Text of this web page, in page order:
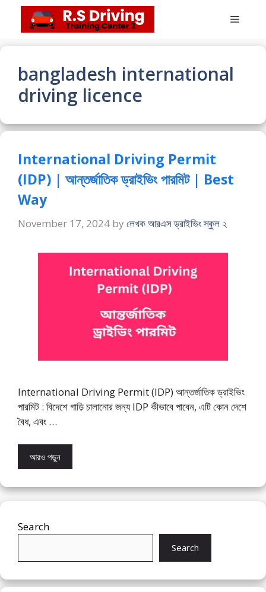
content
Menu
bangladesh international
driving licence
International Driving Permit
(IDP) | আন্তর্জাতিক ড্রাইভিং পারমিট | Best
Way
November 17, 2024 by লেখক আরএস ড্রাইভিং স্কুল ২
International Driving Permit (IDP) আন্তর্জাতিক ড্রাইভিং
পারমিট : বিদেশে গাড়ি চালানোর জন্য IDP কীভাবে পাবেন, এটি কোন দেশে
বৈধ, এবং …
আরও পড়ুন
Search
Search